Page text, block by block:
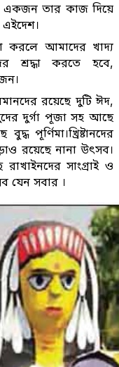
একজন তার কাজ দিয়ে
করলে আমাদের খাদ্য
শ্রদ্ধা করতে হবে,
রয়েছে দুটি ঈদ,
দুর্গা পূজা সহ আছে
পূর্ণিমা।খ্রিষ্টানদের
রয়েছে নানা উৎসব।
সাংগ্রাই ও
যেন সবার ।